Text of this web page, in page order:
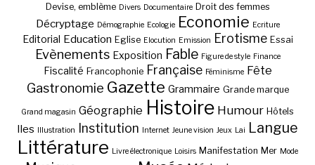
Devise, emblème Divers Documentaire Droit des femmes
Décryptage Démographie Ecologie Economie Ecriture
Editorial Education Eglise Elocution Emission Erotisme Essai
Evènements Exposition Fable Figure de style Finance
Fiscalité Francophonie Française Féminisme Fête
Gastronomie Gazette Grammaire Grande marque
Grand magasin Géographie Histoire Humour Hôtels
Iles Illustration Institution Internet Jeune vision Jeux Lai Langue
Littérature Livre électronique Loisirs Manifestation Mer Mode